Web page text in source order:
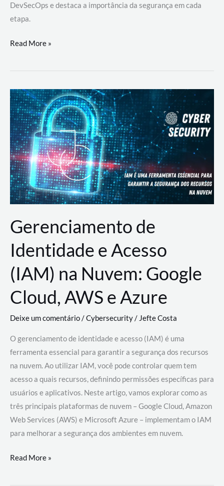
DevSecOps e destaca a importância da segurança em cada
etapa.
DevSecOps
Prática:
Desenvolvimento,
Segurança
e
Operações
Read More »
Gerenciamento de
Identidade e Acesso
(IAM) na Nuvem: Google
Cloud, AWS e Azure
Deixe um comentário/Cybersecurity/ Jefte Costa
O gerenciamento de identidade e acesso (IAM) é uma
ferramenta essencial para garantir a segurança dos recursos
na nuvem. Ao utilizar IAM, você pode controlar quem tem
acesso a quais recursos, definindo permissões específicas para
usuários e aplicativos. Neste artigo, vamos explorar como as
três principais plataformas de nuvem – Google Cloud, Amazon
Web Services (AWS) e Microsoft Azure – implementam o IAM
para melhorar a segurança dos ambientes em nuvem.
Gerenciamento
Read More »